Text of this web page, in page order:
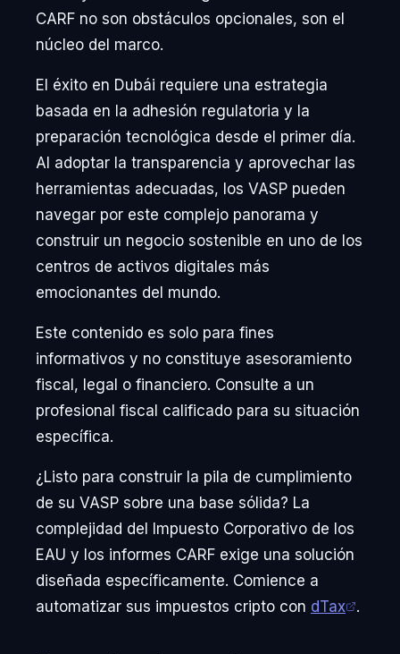
CARF no son obstáculos opcionales, son el
núcleo del marco.
El éxito en Dubái requiere una estrategia
basada en la adhesión regulatoria y la
preparación tecnológica desde el primer día.
Al adoptar la transparencia y aprovechar las
herramientas adecuadas, los VASP pueden
navegar por este complejo panorama y
construir un negocio sostenible en uno de los
centros de activos digitales más
emocionantes del mundo.
Este contenido es solo para fines
informativos y no constituye asesoramiento
fiscal, legal o financiero. Consulte a un
profesional fiscal calificado para su situación
específica.
¿Listo para construir la pila de cumplimiento
de su VASP sobre una base sólida? La
complejidad del Impuesto Corporativo de los
EAU y los informes CARF exige una solución
diseñada específicamente. Comience a
automatizar sus impuestos cripto con dTax .